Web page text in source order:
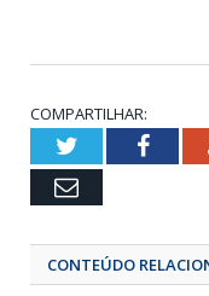
COMPARTILHAR:
Twitter
Email
CONTEÚDO